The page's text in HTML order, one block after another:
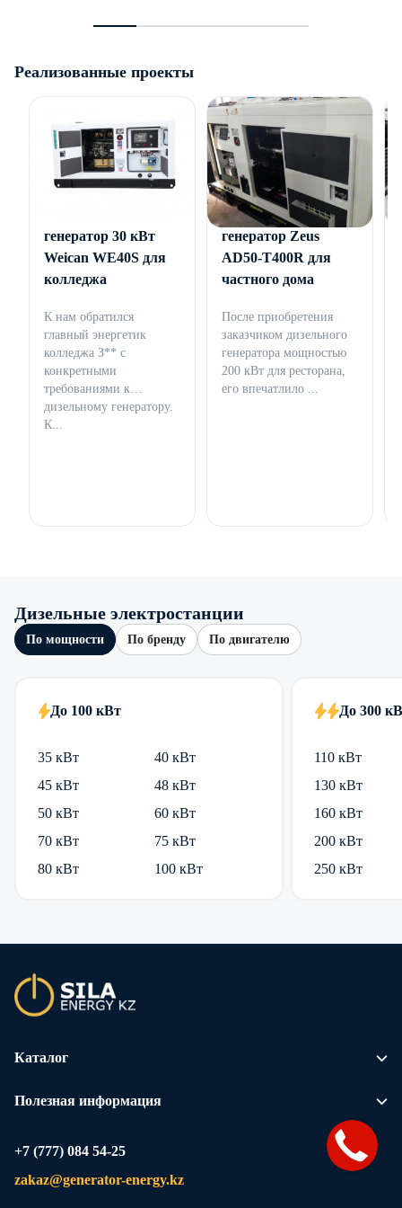
Реализованные проекты
генератор 30 кВт
Weican WE40S для
колледжа
К нам обратился
главный энергетик
колледжа З** с
конкретными
требованиями к
дизельному генератору.
К...
Дизельный
генератор Zeus
AD50-T400R для
частного дома
После приобретения
заказчиком дизельного
генератора мощностью
200 кВт для ресторана,
его впечатлило ...
Дизельные электростанции
По мощности По бренду По двигателю
До 100 кВт
35 кВт
40 кВт
45 кВт
48 кВт
50 кВт
60 кВт
70 кВт
75 кВт
80 кВт
100 кВт
До 300
110 кВт
130 кВт
160 кВт
200 кВт
250 кВт
Каталог
Полезная информация
+7 (777) 084 54-25
zakaz@generator-energy.kz